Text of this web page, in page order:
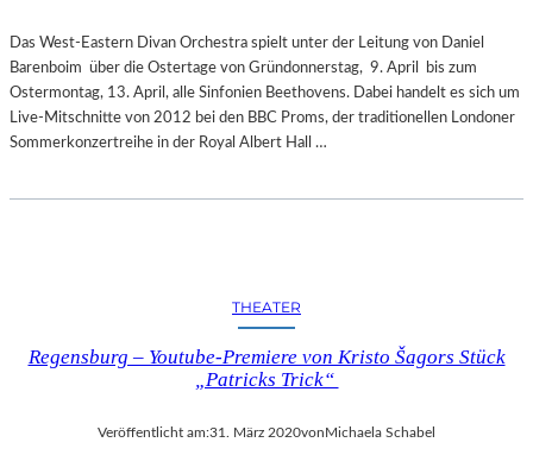
Das West-Eastern Divan Orchestra spielt unter der Leitung von Daniel
Barenboim über die Ostertage von Gründonnerstag, 9. April bis zum
Ostermontag, 13. April, alle Sinfonien Beethovens. Dabei handelt es sich um
Live-Mitschnitte von 2012 bei den BBC Proms, der traditionellen Londoner
Sommerkonzertreihe in der Royal Albert Hall …
THEATER
Regensburg – Youtube-Premiere von Kristo Šagors Stück
„Patricks Trick“
Veröffentlicht am:31. März 2020vonMichaela Schabel